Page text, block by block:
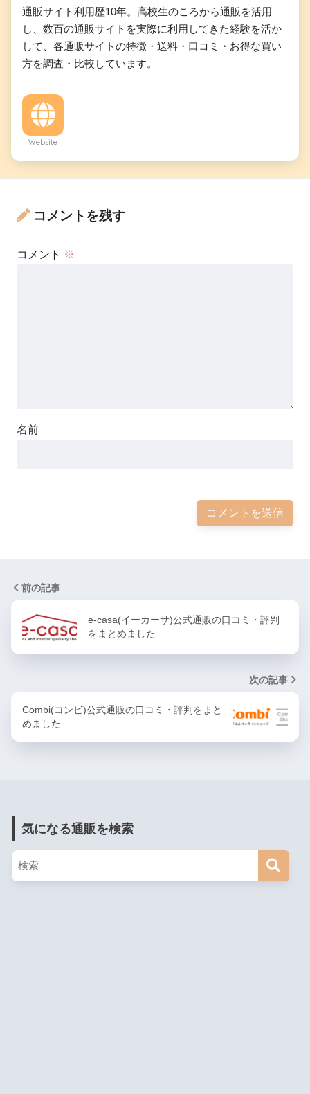
通販サイト利用歴10年。高校生のころから通販を活用
し、数百の通販サイトを実際に利用してきた経験を活か
して、各通販サイトの特徴・送料・口コミ・お得な買い
方を調査・比較しています。
Website
コメントを残す
コメント ※
名前
前の記事
e-casa(イーカーサ)公式通販の口コミ・評判
をまとめました
次の記事
Combi(コンビ)公式通販の口コミ・評判をまと
めました
気になる通販を検索